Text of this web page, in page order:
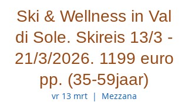
Ski & Wellness in Val
di Sole. Skireis 13/3 -
21/3/2026. 1199 euro
pp. (35-59jaar)
vr 13 mrt
  |
Mezzana